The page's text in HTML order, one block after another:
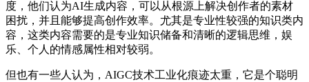
度，他们认为AI生成内容，可以从根源上解决创作者的素材
困扰，并且能够提高创作效率。尤其是专业性较强的知识类内
容，这类内容需要的是专业知识储备和清晰的逻辑思维，娱
乐、个人的情感属性相对较弱。
但也有一些人认为，AIGC技术工业化痕迹太重，它是个聪明